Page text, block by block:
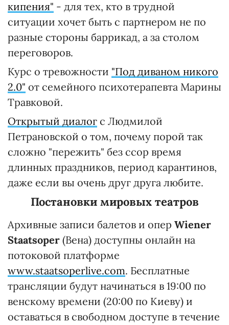
кипения" - для тех, кто в трудной
ситуации хочет быть с партнером не по
разные стороны баррикад, а за столом
переговоров.
Курс о тревожности "Под диваном никого
2.0" от семейного психотерапевта Марины
Травковой.
Открытый диалог с Людмилой
Петрановской о том, почему порой так
сложно "пережить" без ссор время
длинных праздников, период карантинов,
даже если вы очень друг друга любите.
Постановки мировых театров
Архивные записи балетов и опер Wiener
Staatsoper (Вена) доступны онлайн на
потоковой платформе
www.staatsoperlive.com. Бесплатные
трансляции будут начинаться в 19:00 по
венскому времени (20:00 по Киеву) и
оставаться в свободном доступе в течение